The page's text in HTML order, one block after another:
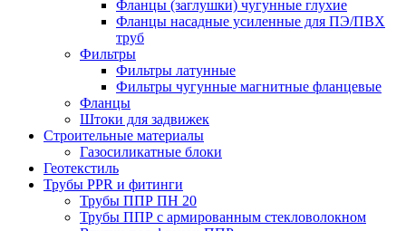
Фланцы (заглушки) чугунные глухие
Фланцы насадные усиленные для ПЭ/ПВХ
труб
Фильтры
Фильтры латунные
Фильтры чугунные магнитные фланцевые
Фланцы
Штоки для задвижек
Строительные материалы
Газосиликатные блоки
Геотекстиль
Трубы PPR и фитинги
Трубы ППР ПН 20
Трубы ППР с армированным стекловолокном